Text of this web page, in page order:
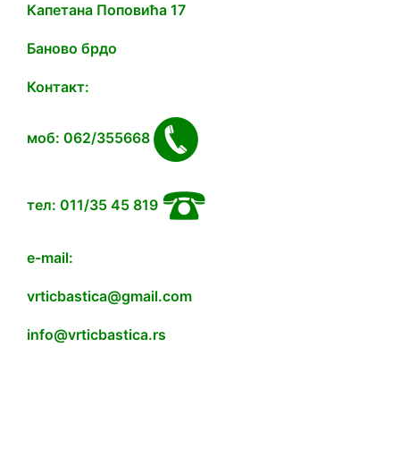
Капетана Попoвића 17
Баново брдо
Контакт:
моб: 062/355668
тел: 011/35 45 819
e-mail:
vrticbastica@gmail.com
info@vrticbastica.rs